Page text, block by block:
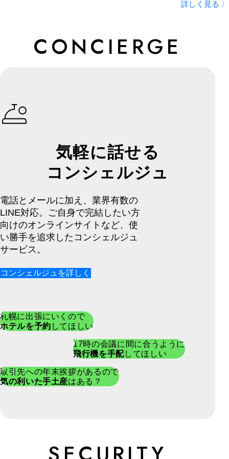
詳しく見る 〉
CONCIERGE
気軽に話せる
コンシェルジュ
電話とメールに加え、業界有数の
LINE対応。ご自身で完結したい方
向けのオンラインサイトなど、使
い勝手を追求したコンシェルジュ
サービス。
コンシェルジュを詳しく
札幌に出張にいくので
ホテルを予約 してほしい
17時の会議に間に合うように
飛行機を手配してほしい
取引先への年末挨拶があるので
気の利いた手土産はある？